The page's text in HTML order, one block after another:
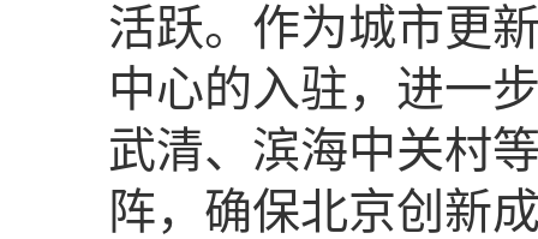
活跃。作为城市更
中心的入驻，进一
武清、滨海中关村
阵，确保北京创新